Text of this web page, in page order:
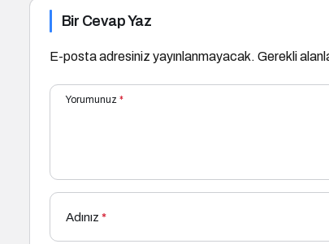
Bir Cevap Yaz
E-posta adresiniz yayınlanmayacak. Gerekli
Yorumunuz *
Adınız *